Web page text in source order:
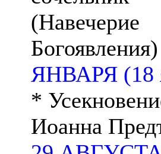
(Навечерие
ЯНВАРЯ (18
*
Иоанна